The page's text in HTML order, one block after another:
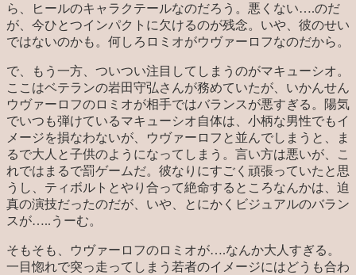
ら、ヒールのキャラクテールなのだろう。悪くない….のだ
が、今ひとつインパクトに欠けるのが残念。いや、彼のせい
ではないのかも。何しろロミオがウヴァーロフなのだから。
で、もう一方、ついつい注目してしまうのがマキューシオ。
ここはベテランの岩田守弘さんが務めていたが、いかんせん
ウヴァーロフのロミオが相手ではバランスが悪すぎる。陽気
でいつも弾けているマキューシオ自体は、小柄な男性でもイ
メージを損なわないが、ウヴァーロフと並んでしまうと、ま
るで大人と子供のようになってしまう。言い方は悪いが、こ
れではまるで罰ゲームだ。彼なりにすごく頑張っていたと思
うし、ティボルトとやり合って絶命するところなんかは、迫
真の演技だったのだが、いや、とにかくビジュアルのバラン
スが…..うーむ。
そもそも、ウヴァーロフのロミオが….なんか大人すぎる。
一目惚れで突っ走ってしまう若者のイメージにはどうも合わ